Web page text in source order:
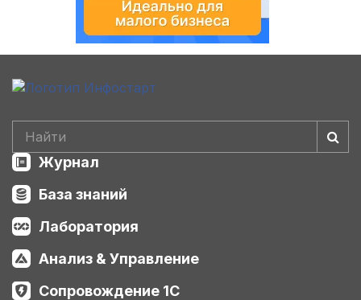
Журнал
База знаний
Лаборатория
Анализ & Управление
Сопровождение 1С